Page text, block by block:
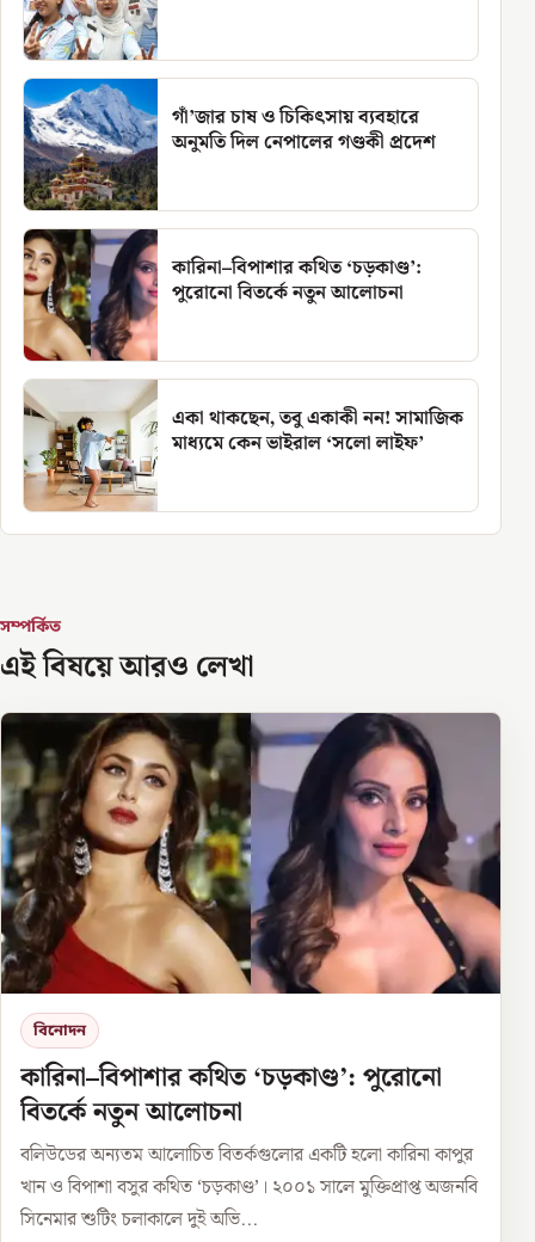
গাঁ’জার চাষ ও চিকিৎসায় ব্যবহারে
অনুমতি দিল নেপালের গণ্ডকী প্রদেশ
কারিনা–বিপাশার কথিত ‘চড়কাণ্ড’:
পুরোনো বিতর্কে নতুন আলোচনা
একা থাকছেন, তবু একাকী নন! সামাজিক
মাধ্যমে কেন ভাইরাল ‘সলো লাইফ’
সম্পর্কিত
এই বিষয়ে আরও লেখা
বিনোদন
কারিনা–বিপাশার কথিত ‘চড়কাণ্ড’: পুরোনো
বিতর্কে নতুন আলোচনা
বলিউডের অন্যতম আলোচিত বিতর্কগুলোর একটি হলো কারিনা কাপুর
খান ও বিপাশা বসুর কথিত ‘চড়কাণ্ড’। ২০০১ সালে মুক্তিপ্রাপ্ত অজনবি
সিনেমার শুটিং চলাকালে দুই অভি...